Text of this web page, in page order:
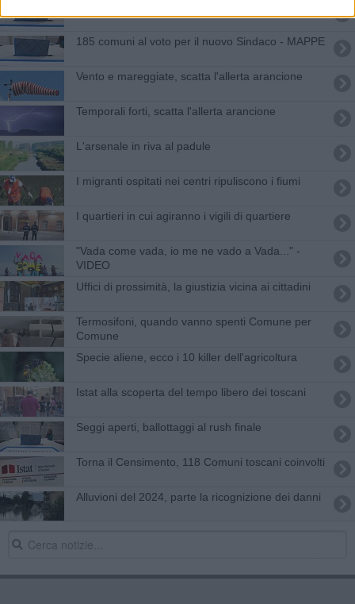
185 comuni al voto per il nuovo Sindaco - MAPPE
Vento e mareggiate, scatta l'allerta arancione
Temporali forti, scatta l'allerta arancione
L'arsenale in riva al padule
I migranti ospitati nei centri ripuliscono i fiumi
I quartieri in cui agiranno i vigili di quartiere
"Vada come vada, io me ne vado a Vada..." -
VIDEO
Uffici di prossimità, la giustizia vicina ai cittadini
Termosifoni, quando vanno spenti Comune per
Comune
Specie aliene, ecco i 10 killer dell'agricoltura
Istat alla scoperta del tempo libero dei toscani
Seggi aperti, ballottaggi al rush finale
Torna il Censimento, 118 Comuni toscani coinvolti
Alluvioni del 2024, parte la ricognizione dei danni